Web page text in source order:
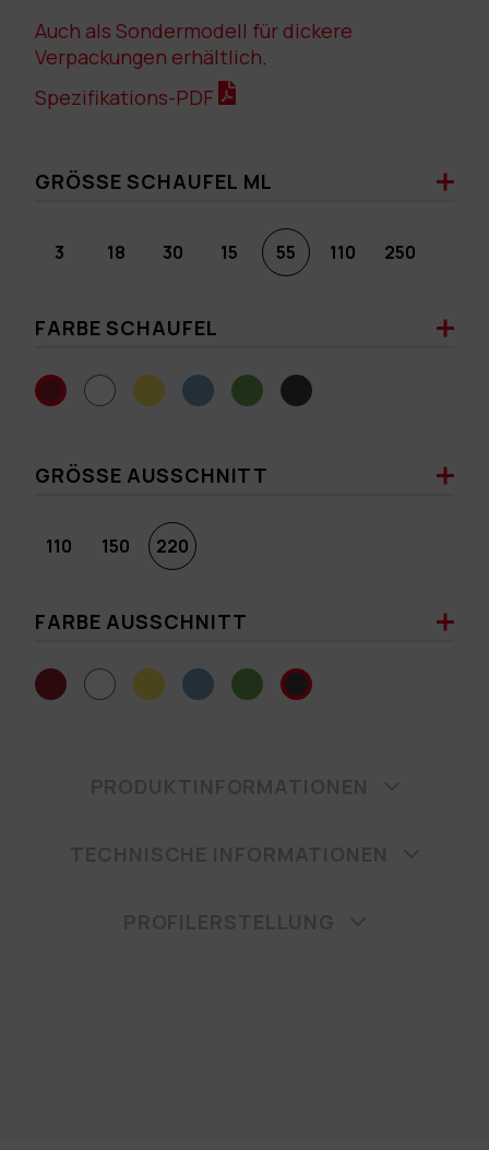
Auch als Sondermodell für dickere
Verpackungen erhältlich.
Spezifikations-PDF
GRÖSSE SCHAUFEL ML
3 18 30 15 55 110 250
FARBE SCHAUFEL
GRÖSSE AUSSCHNITT
110 150 220
FARBE AUSSCHNITT